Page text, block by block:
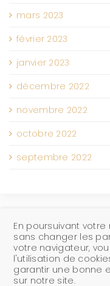
mars 2023
février 2023
janvier 2023
décembre 2022
novembre 2022
octobre 2022
septembre 2022
©2026
confidentialité
En poursuivant votre
sans changer les
votre navigateur,
l'utilisation de
garantir une bonne
sur notre site.